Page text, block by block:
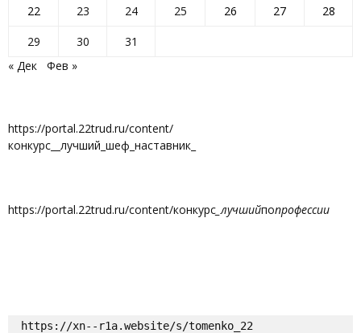
22
23 24 25 26 27
28
29
30
31
« Дек
Фев »
https://portal.22trud.ru/content/
конкурс__лучший_шеф_наставник_
https://portal.22trud.ru/content/конкурс _лучшийпопрофессии
https://xn--r1a.website/s/tomenko_22